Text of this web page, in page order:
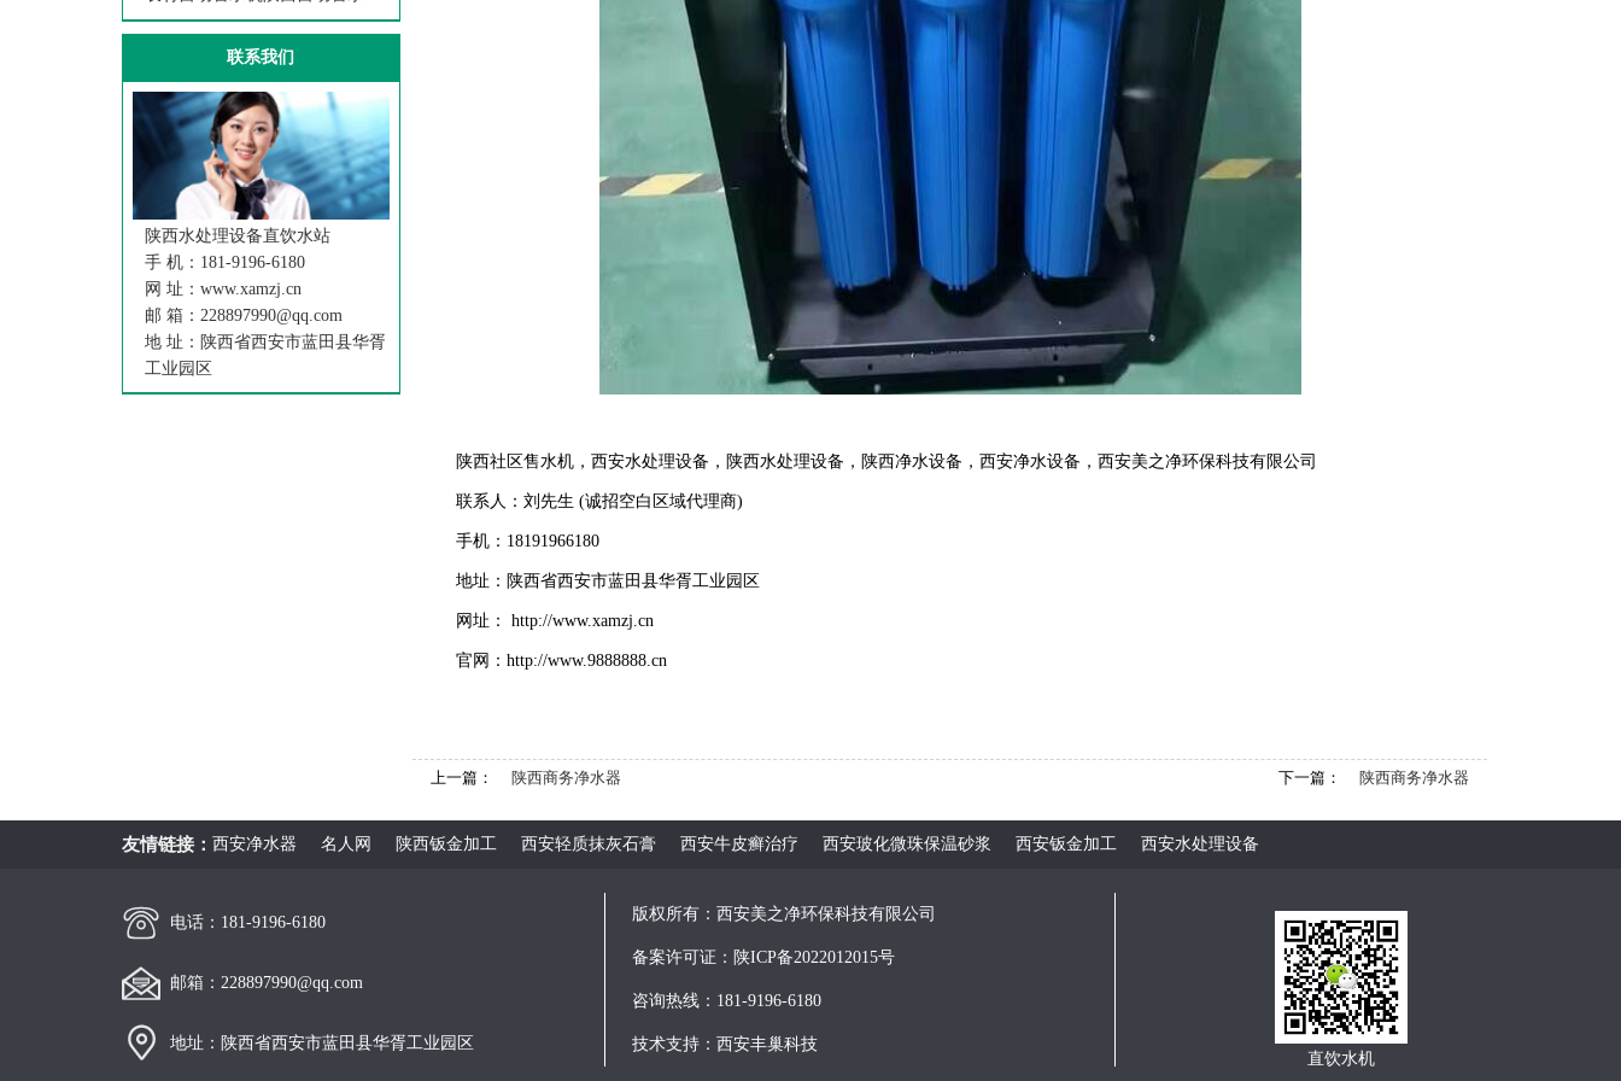
联系我们
陕西水处理设备直饮水站
手 机：181-9196-6180
网 址：www.xamzj.cn
邮 箱：228897990@qq.com
地 址：陕西省西安市蓝田县华胥
工业园区
陕西社区售水机 ，西安水处理设备 ， 陕西水处理设备 ， 陕西净水设备 ，西安净水设备 ，西安美之净环保科技有限公司
联系人：刘先生 (诚招空白区域代理商)
手机：18191966180
地址： 陕西省西安市蓝田县华胥工业园区
网址：http://www.xamzj.cn
官网：http://www.9888888.cn
上一篇： 陕西商务净水器 下一篇： 陕西商务净水器
友情链接： 西安净水器 名人网 陕西钣金加工 西安轻质抹灰石膏 西安牛皮癣治疗 西安玻化微珠保温砂浆 西安钣金加工 西安水处理设备
直饮水机
电话：181-9196-6180
邮箱：228897990@qq.com
地址：陕西省西安市蓝田县华胥工业园区
版权所有：西安美之净环保科技有限公司
备案许可证： 陕ICP备2022012015号
咨询热线：181-9196-6180
技术支持： 西安丰巢科技